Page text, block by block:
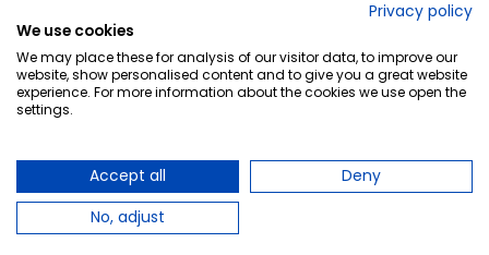
Privacy policy
We use cookies
We may place these for analysis of our visitor data, to improve our
website, show personalised content and to give you a great website
experience. For more information about the cookies we use open the
settings.
Accept all
Deny
No, adjust